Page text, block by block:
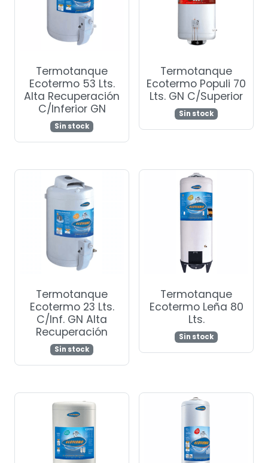
Termotanque
Ecotermo 53 Lts.
Alta Recuperación
C/Inferior GN
Sin stock
Termotanque
Ecotermo Populi 70
Lts. GN C/Superior
Sin stock
Termotanque
Ecotermo 23 Lts.
C/Inf. GN Alta
Recuperación
Sin stock
Termotanque
Ecotermo Leña 80
Lts.
Sin stock